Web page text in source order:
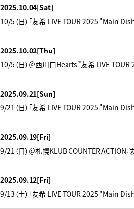
2025.10.04[Sat]
10/5（日）「友希 LIVE TOUR 2025 "Main
2025.10.02[Thu]
10/5（日）＠西川口Hearts『友希 LIVE
2025.09.21[Sun]
9/21（日）「友希 LIVE TOUR 2025 "Main
2025.09.19[Fri]
9/21（日）＠札幌KLUB COUNTER ACTION
2025.09.12[Fri]
9/13（土）「友希 LIVE TOUR 2025 "Main